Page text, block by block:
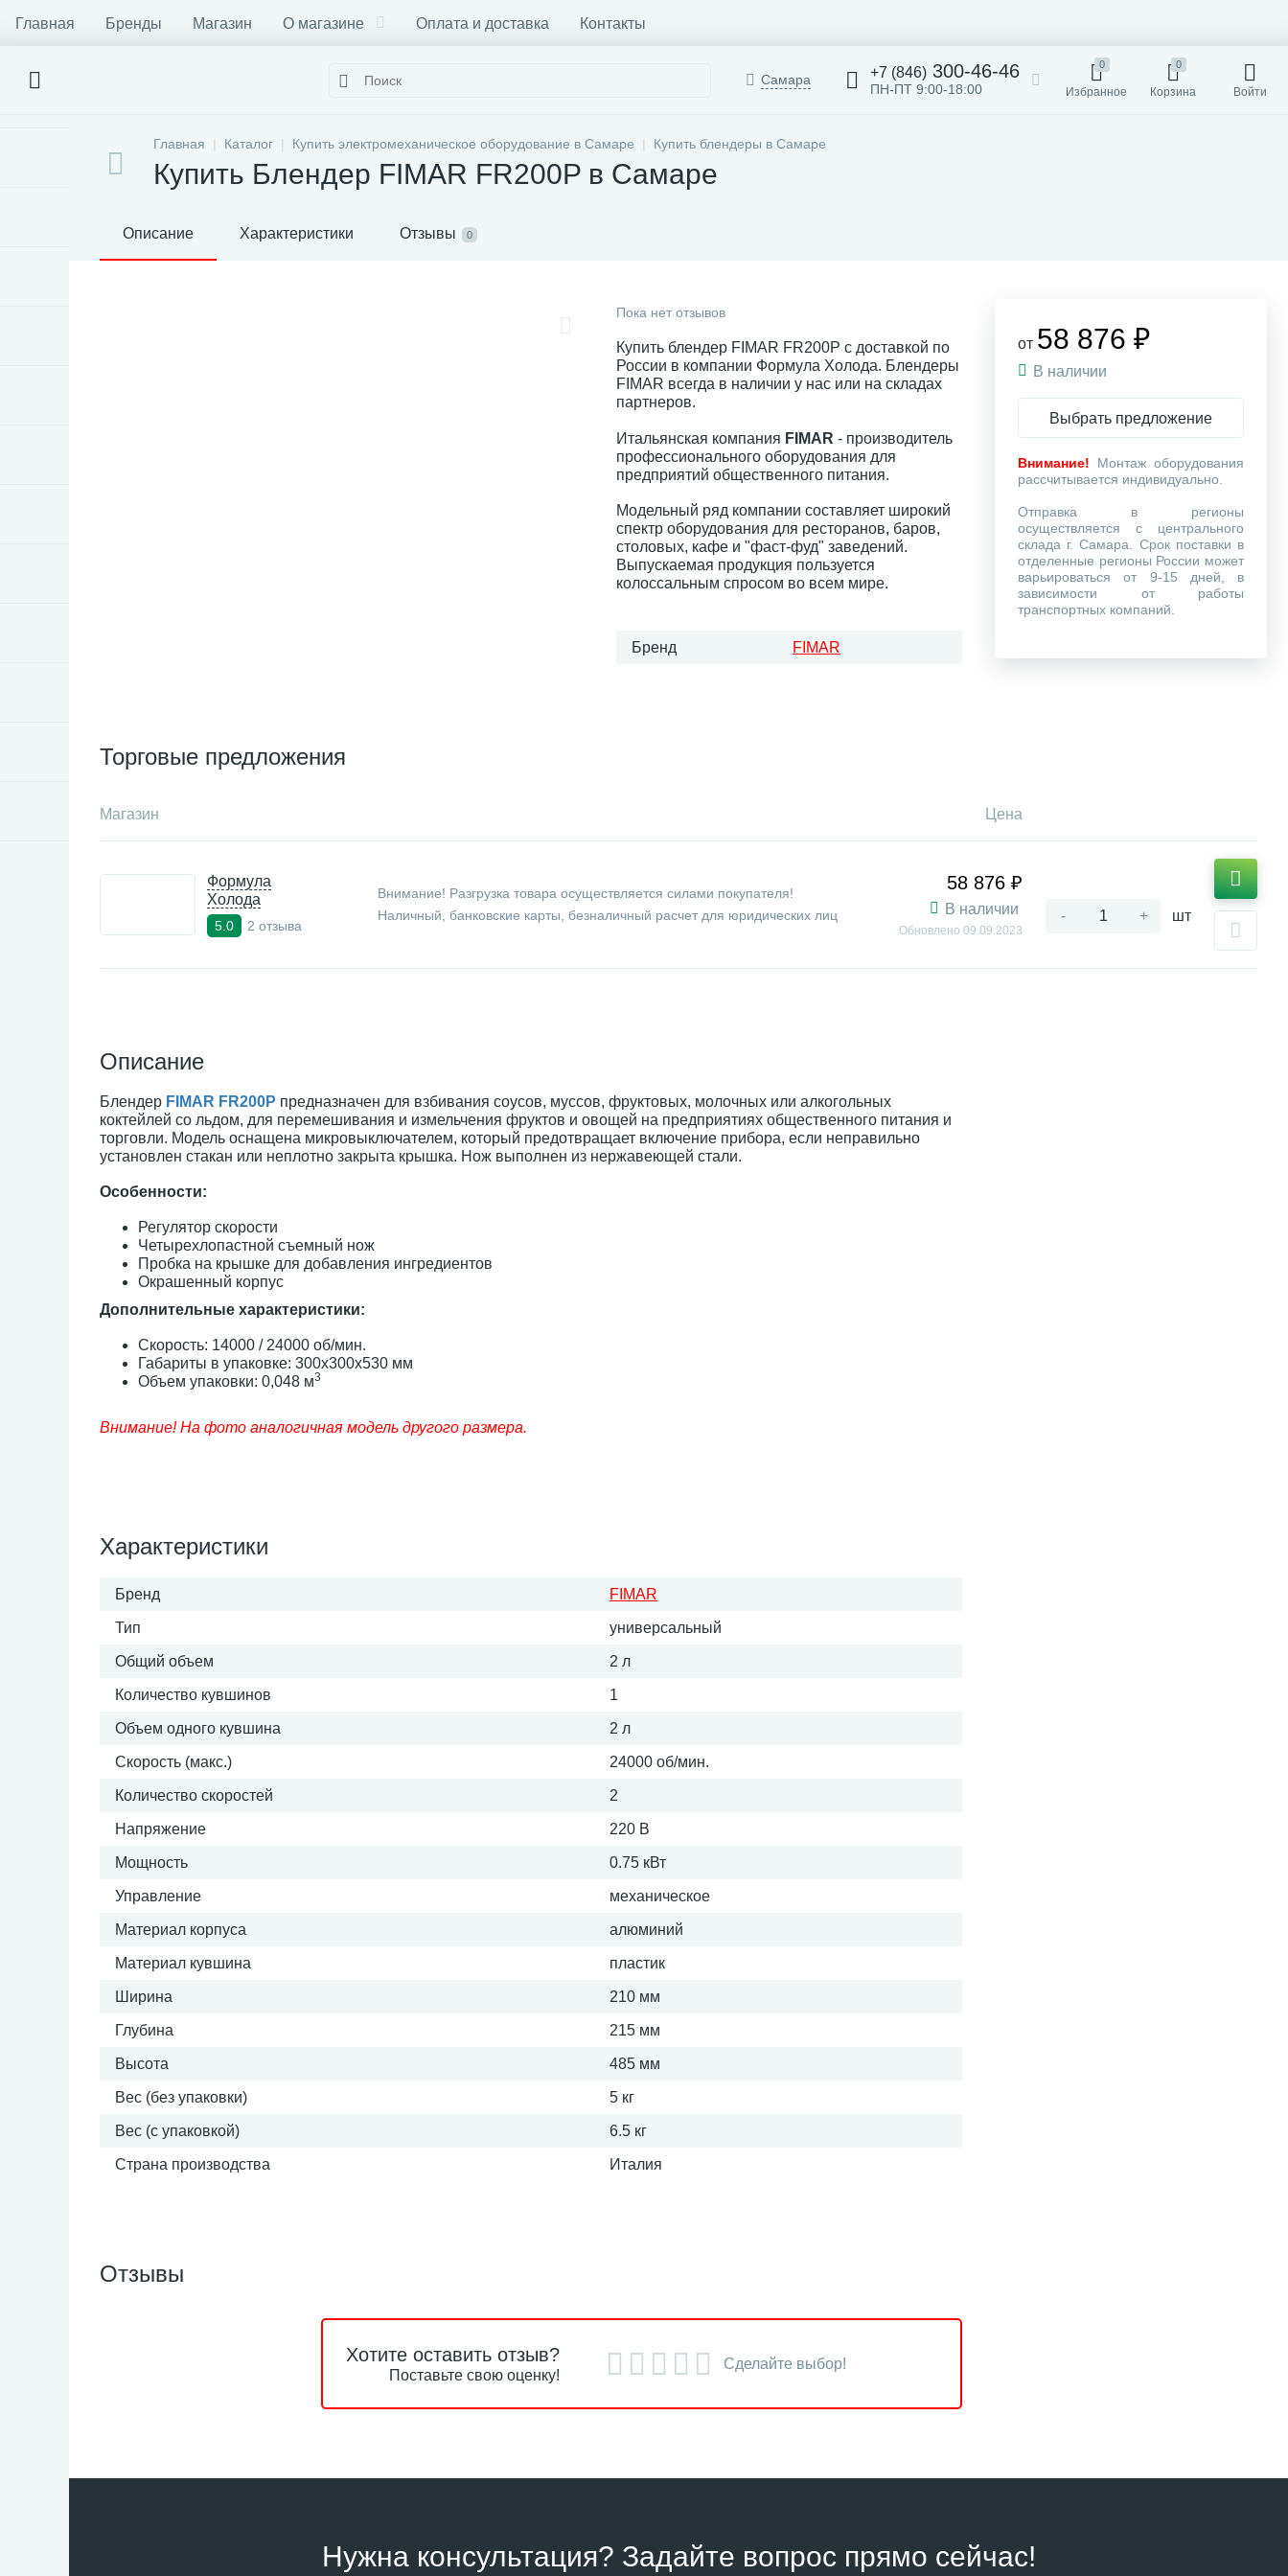
Главная Бренды Магазин О магазине Оплата и доставка Контакты
Самара +7 (846) 300-46-46
ПН-ПТ 9:00-18:00
0
Избранное
0
Корзина Войти
Главная Каталог Купить электромеханическое оборудование в Самаре Купить блендеры в Самаре
Купить Блендер FIMAR FR200P в Самаре
Описание Характеристики Отзывы 0
Пока нет отзывов
Купить блендер FIMAR FR200P с доставкой по
России в компании Формула Холода. Блендеры
FIMAR всегда в наличии у нас или на складах
партнеров.
Итальянская компания FIMAR - производитель
профессионального оборудования для
предприятий общественного питания.
Модельный ряд компании составляет широкий
спектр оборудования для ресторанов, баров,
столовых, кафе и "фаст-фуд" заведений.
Выпускаемая продукция пользуется
колоссальным спросом во всем мире.
Бренд FIMAR
Торговые предложения
Магазин Цена
Формула
Холода
5.0 2 отзыва
Внимание! Разгрузка товара осуществляется силами покупателя!
Наличный, банковские карты, безналичный расчет для юридических лиц
58 876 ₽
В наличии
Обновлено 09.09.2023
- + шт
Описание
Блендер FIMAR FR200P предназначен для взбивания соусов, муссов, фруктовых, молочных или алкогольных
коктейлей со льдом, для перемешивания и измельчения фруктов и овощей на предприятиях общественного питания и
торговли. Модель оснащена микровыключателем, который предотвращает включение прибора, если неправильно
установлен стакан или неплотно закрыта крышка. Нож выполнен из нержавеющей стали.
Особенности:
Регулятор скорости
Четырехлопастной съемный нож
Пробка на крышке для добавления ингредиентов
Окрашенный корпус
Дополнительные характеристики:
Скорость: 14000 / 24000 об/мин.
Габариты в упаковке: 300x300x530 мм
Объем упаковки: 0,048 м3
Внимание! На фото аналогичная модель другого размера.
Характеристики
Бренд FIMAR
Тип универсальный
Общий объем 2 л
Количество кувшинов 1
Объем одного кувшина 2 л
Скорость (макс.) 24000 об/мин.
Количество скоростей 2
Напряжение 220 В
Мощность 0.75 кВт
Управление механическое
Материал корпуса алюминий
Материал кувшина пластик
Ширина 210 мм
Глубина 215 мм
Высота 485 мм
Вес (без упаковки) 5 кг
Вес (с упаковкой) 6.5 кг
Страна производства Италия
от 58 876 ₽
В наличии
Выбрать предложение
Внимание! Монтаж оборудования
рассчитывается индивидуально.
Отправка в регионы
осуществляется с центрального
склада г. Самара. Срок поставки в
отделенные регионы России может
варьироваться от 9-15 дней, в
зависимости от работы
транспортных компаний.
Отзывы
Хотите оставить отзыв?
Поставьте свою оценку!
Сделайте выбор!
Нужна консультация? Задайте вопрос прямо сейчас!